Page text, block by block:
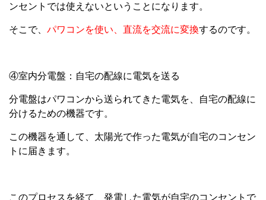
ンセントでは使えないということになります。
そこで、 パワコンを使い、直流を交流に変換するのです。
④室内分電盤：自宅の配線に電気を送る
分電盤はパワコンから送られてきた電気を、自宅の配線に
分けるための機器です。
この機器を通して、太陽光で作った電気が自宅のコンセン
トに届きます。
このプロセスを経て、発電した電気が自宅のコンセントで